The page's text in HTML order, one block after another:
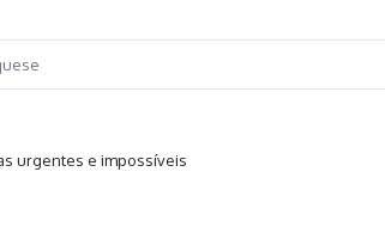
urgentes e impossíveis